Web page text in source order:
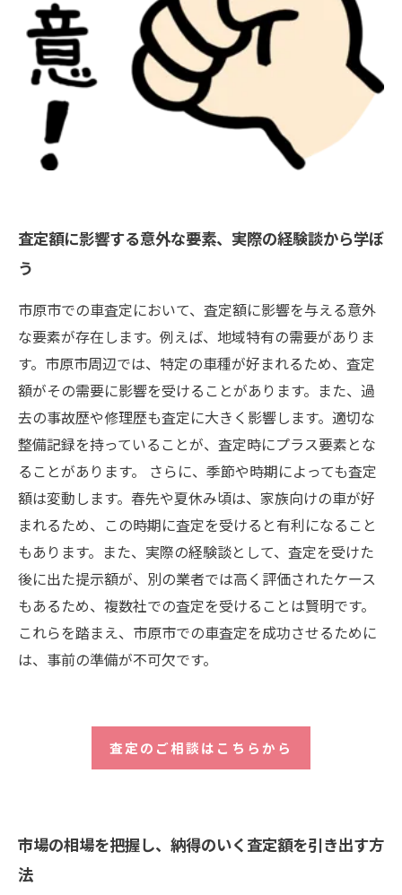
査定額に影響する意外な要素、実際の経験談から学ぼ
う
市原市での車査定において、査定額に影響を与える意外
な要素が存在します。例えば、地域特有の需要がありま
す。市原市周辺では、特定の車種が好まれるため、査定
額がその需要に影響を受けることがあります。また、過
去の事故歴や修理歴も査定に大きく影響します。適切な
整備記録を持っていることが、査定時にプラス要素とな
ることがあります。 さらに、季節や時期によっても査定
額は変動します。春先や夏休み頃は、家族向けの車が好
まれるため、この時期に査定を受けると有利になること
もあります。また、実際の経験談として、査定を受けた
後に出た提示額が、別の業者では高く評価されたケース
もあるため、複数社での査定を受けることは賢明です。
これらを踏まえ、市原市での車査定を成功させるために
は、事前の準備が不可欠です。
査定のご相談はこちらから
市場の相場を把握し、納得のいく査定額を引き出す方
法